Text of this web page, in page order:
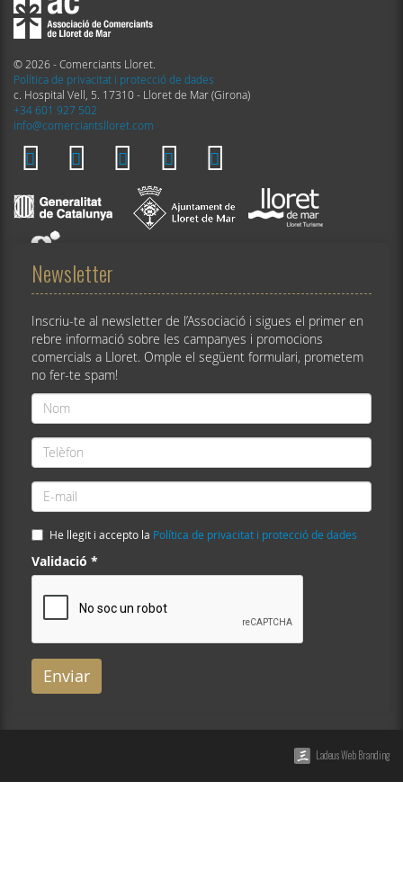
© 2026 - Comerciants Lloret.
Política de privacitat i protecció de dades
c. Hospital Vell, 5. 17310 - Lloret de Mar (Girona)
+34 601 927 502
info@comerciantslloret.com
Newsletter
Inscriu-te al newsletter de l’Associació i sigues el primer en
rebre informació sobre les campanyes i promocions
comercials a Lloret. Omple el següent formulari, prometem
no fer-te spam!
Nom
*
Telèfon
*
E-
mail
He llegit i accepto la Política de privacitat i protecció de dades
Validació *
Enviar
Ladeus Web Branding